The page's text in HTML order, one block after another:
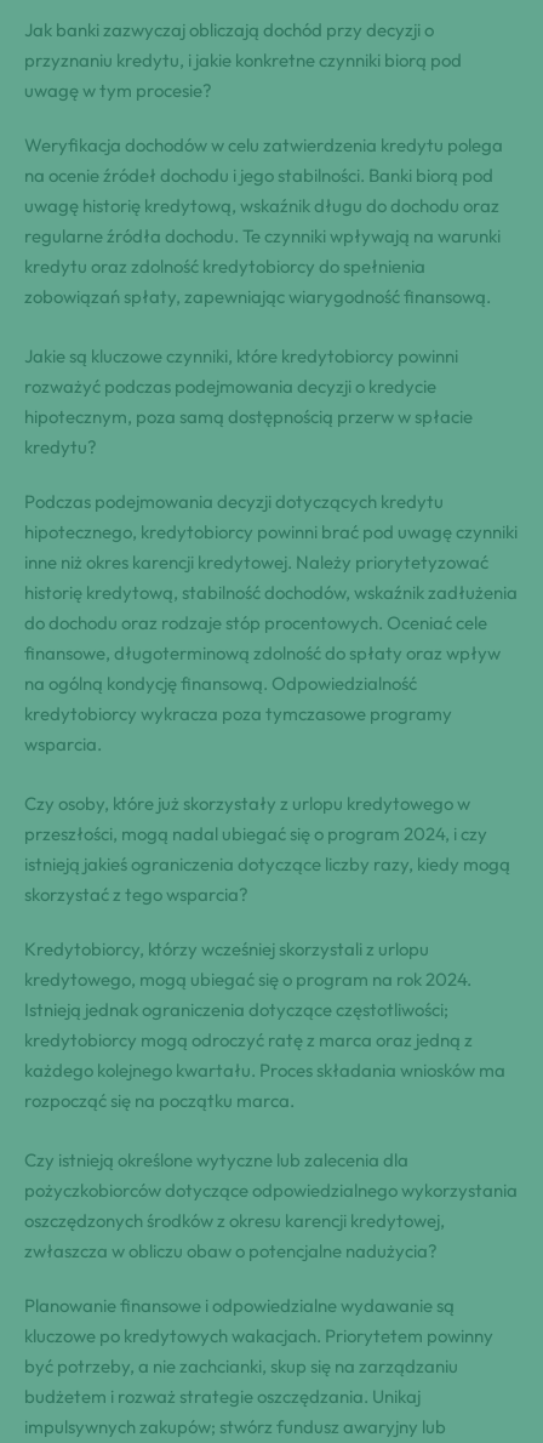
Jak banki zazwyczaj obliczają dochód przy decyzji o
przyznaniu kredytu, i jakie konkretne czynniki biorą pod
uwagę w tym procesie?
Weryfikacja dochodów w celu zatwierdzenia kredytu polega
na ocenie źródeł dochodu i jego stabilności. Banki biorą pod
uwagę historię kredytową, wskaźnik długu do dochodu oraz
regularne źródła dochodu. Te czynniki wpływają na warunki
kredytu oraz zdolność kredytobiorcy do spełnienia
zobowiązań spłaty, zapewniając wiarygodność finansową.
Jakie są kluczowe czynniki, które kredytobiorcy powinni
rozważyć podczas podejmowania decyzji o kredycie
hipotecznym, poza samą dostępnością przerw w spłacie
kredytu?
Podczas podejmowania decyzji dotyczących kredytu
hipotecznego, kredytobiorcy powinni brać pod uwagę czynniki
inne niż okres karencji kredytowej. Należy priorytetyzować
historię kredytową, stabilność dochodów, wskaźnik zadłużenia
do dochodu oraz rodzaje stóp procentowych. Oceniać cele
finansowe, długoterminową zdolność do spłaty oraz wpływ
na ogólną kondycję finansową. Odpowiedzialność
kredytobiorcy wykracza poza tymczasowe programy
wsparcia.
Czy osoby, które już skorzystały z urlopu kredytowego w
przeszłości, mogą nadal ubiegać się o program 2024, i czy
istnieją jakieś ograniczenia dotyczące liczby razy, kiedy mogą
skorzystać z tego wsparcia?
Kredytobiorcy, którzy wcześniej skorzystali z urlopu
kredytowego, mogą ubiegać się o program na rok 2024.
Istnieją jednak ograniczenia dotyczące częstotliwości;
kredytobiorcy mogą odroczyć ratę z marca oraz jedną z
każdego kolejnego kwartału. Proces składania wniosków ma
rozpocząć się na początku marca.
Czy istnieją określone wytyczne lub zalecenia dla
pożyczkobiorców dotyczące odpowiedzialnego wykorzystania
oszczędzonych środków z okresu karencji kredytowej,
zwłaszcza w obliczu obaw o potencjalne nadużycia?
Planowanie finansowe i odpowiedzialne wydawanie są
kluczowe po kredytowych wakacjach. Priorytetem powinny
być potrzeby, a nie zachcianki, skup się na zarządzaniu
budżetem i rozważ strategie oszczędzania. Unikaj
impulsywnych zakupów; stwórz fundusz awaryjny lub